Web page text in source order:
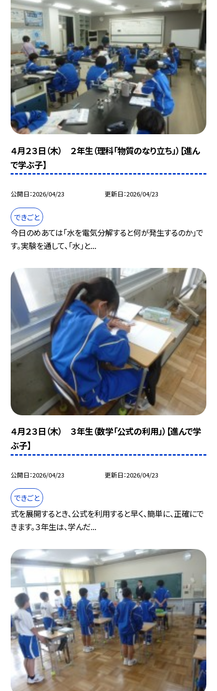
４月２３日（木） ２年生（理科「物質のなり立ち」）【進ん
で学ぶ子】
公開日 2026/04/23 更新日 2026/04/23
できごと
今日のめあては「水を電気分解すると何が発生するのか」で
す。実験を通して、「水」と...
４月２３日（木） ３年生（数学「公式の利用」）【進んで学
ぶ子】
公開日 2026/04/23 更新日 2026/04/23
できごと
式を展開するとき、公式を利用すると早く、簡単に、正確にで
きます。３年生は、学んだ...